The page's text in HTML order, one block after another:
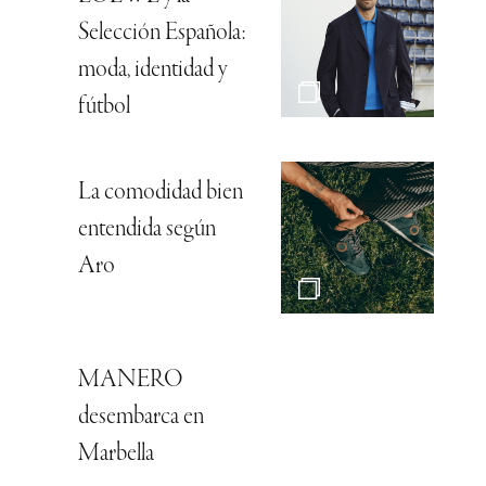
Selección Española:
moda, identidad y
fútbol
La comodidad bien
entendida según
Aro
MANERO
desembarca en
Marbella